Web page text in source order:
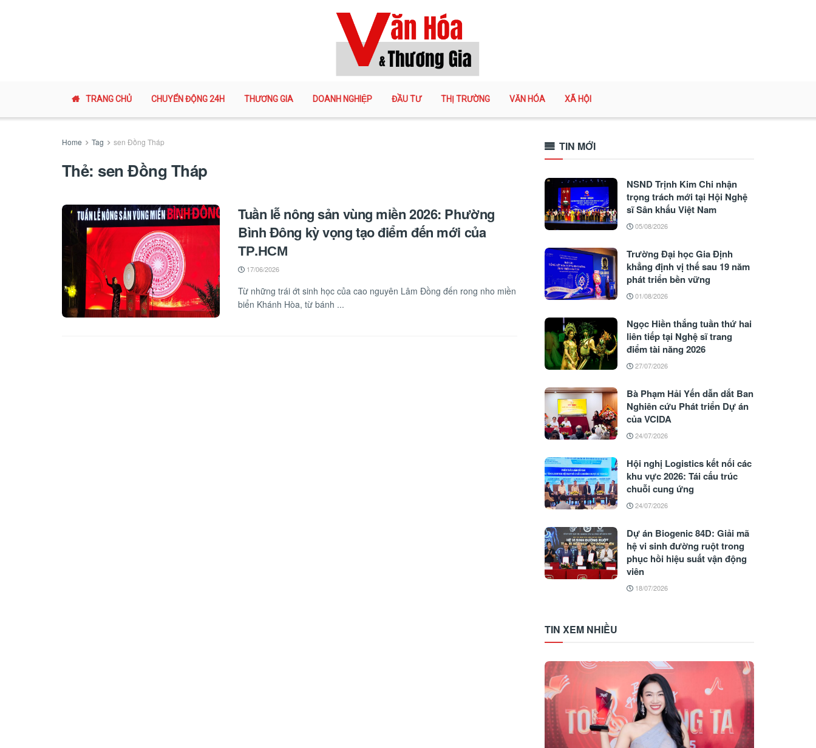
TRANG CHỦ CHUYỂN ĐỘNG 24H THƯƠNG GIA DOANH NGHIỆP ĐẦU TƯ THỊ TRƯỜNG VĂN HÓA XÃ HỘI
Home Tag sen Đồng Tháp
Thẻ: sen Đồng Tháp
Tuần lễ nông sản vùng miền 2026: Phường
Bình Đông kỳ vọng tạo điểm đến mới của
ТР.НСМ
17/06/2026
Từ những trái ớt sinh học của cao nguyên Lâm Đồng đến rong nho miền
biển Khánh Hòa, từ bánh ...
TIN MỚI
NSND Trịnh Kim Chi nhận
trọng trách mới tại Hội Nghệ
sĩ Sân khấu Việt Nam
05/08/2026
Trường Đại học Gia Định
khẳng định vị thế sau 19 năm
phát triển bền vững
01/08/2026
Ngọc Hiền thắng tuần thứ hai
liên tiếp tại Nghệ sĩ trang
điểm tài năng 2026
27/07/2026
Bà Phạm Hải Yến dẫn dắt Ban
Nghiên cứu Phát triển Dự án
của VCIDA
24/07/2026
Hội nghị Logistics kết nối các
khu vực 2026: Tái cấu trúc
chuỗi cung ứng
24/07/2026
Dự án Biogenic 84D: Giải mã
hệ vi sinh đường ruột trong
phục hồi hiệu suất vận động
viên
18/07/2026
TIN XEM NHIỀU